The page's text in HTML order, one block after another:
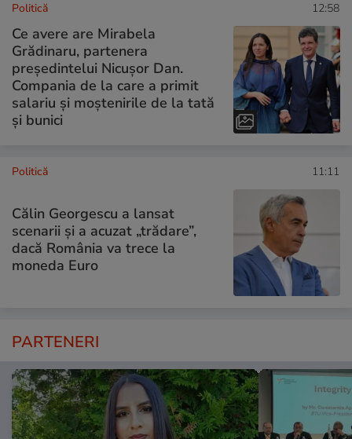
Politică 12:58
Ce avere are Mirabela
Grădinaru, partenera
președintelui Nicușor Dan.
Compania de la care a primit
salariu și moștenirile de la tată
și bunici
Politică 11:11
Călin Georgescu a lansat
scenarii și a acuzat „trădare”,
dacă România va trece la
moneda Euro
PARTENERI